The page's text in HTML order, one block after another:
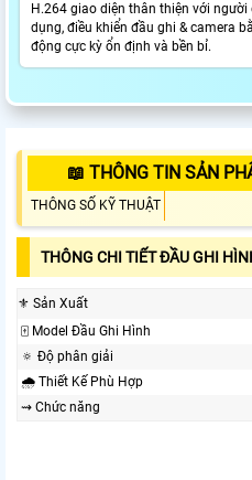
H.264 giao diện thân thiện với
dụng, điều khiển đầu ghi & camera
động cực kỳ ổn định và bền bỉ.
📖 THÔNG TIN SẢN
THÔNG SỐ KỸ THUẬT
THÔNG CHI TIẾT ĐẦU GHI
⚜️ Sản Xuất
🀄 Model Đầu Ghi Hình
🔅 Độ phân giải
🌧️ Thiết Kế Phù Hợp
⇝ Chức năng